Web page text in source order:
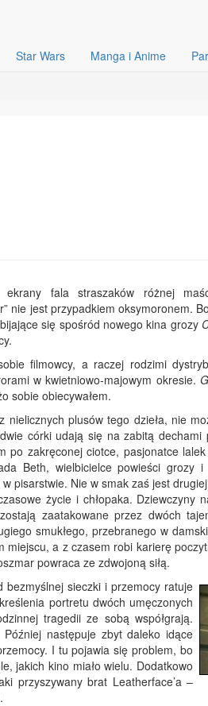
Star Wars Manga i Anime
ekrany fala straszaków różnej
nie jest przypadkiem oksymoronem.
się spośród nowego kina grozy
filmowcy, a raczej rodzimi
w kwietniowo-majowym okresie.
sobie obiecywałem.
nielicznych plusów tego dzieła, nie
córki udają się na zabitą dechami
po zakręconej ciotce, pasjonatce
Beth, wielbicielce powieści grozy i
pisarstwie. Nie w smak zaś jest
życie i chłopaka. Dziewczyny
zaatakowane przez dwóch
smukłego, przebranego w
a z czasem robi karierę
powraca ze zdwojoną siłą.
sieczki i przemocy ratuje
portretu dwóch umęczonych
tragedii ze sobą współgrają.
następuje zbyt daleko idące
I tu pojawia się problem, bo
jakich kino miało wielu. Dodatkowo
przyszywany brat Leatherface’a –